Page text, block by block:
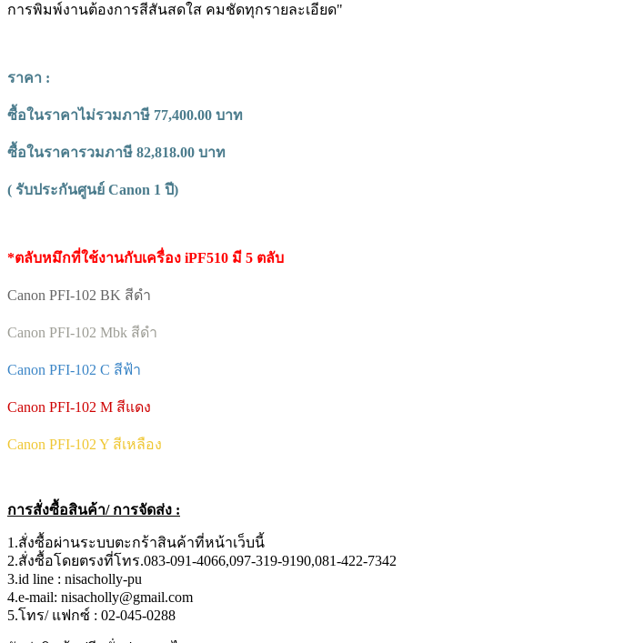
การพิมพ์งานต้องการสีสันสดใส คมชัดทุกรายละเอียด"
ราคา :
ซื้อในราคาไม่รวมภาษี 77,400.00 บาท
ซื้อในราคารวมภาษี 82,818.00 บาท
( รับประกันศูนย์ Canon 1 ปี)
*ตลับหมึกที่ใช้งานกับเครื่อง iPF510 มี 5 ตลับ
Canon PFI-102 BK สีดำ
Canon PFI-102 Mbk สีดำ
Canon PFI-102 C สีฟ้า
Canon PFI-102 M สีแดง
Canon PFI-102 Y สีเหลือง
การสั่งซื้อสินค้า/ การจัดส่ง :
1.สั่งซื้อผ่านระบบตะกร้าสินค้าที่หน้าเว็บนี้
2.สั่งซื้อโดยตรงที่โทร.083-091-4066,097-319-9190,081-422-7342
3.id line : nisacholly-pu
4.e-mail: nisacholly@gmail.com
5.โทร/ แฟกซ์ : 02-045-0288